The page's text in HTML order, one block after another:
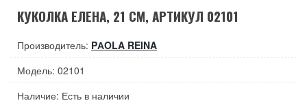
КУКОЛКА ЕЛЕНА, 21 СМ, АРТИКУЛ 02101
Производитель: PАOLA REINA
Модель: 02101
Наличие: Есть в наличии